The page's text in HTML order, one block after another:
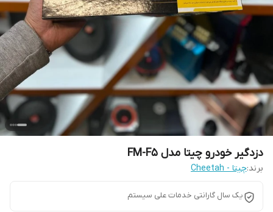
دزدگیر خودرو چیتا مدل FM-F5
برند:چیتا - Cheetah
یک سال گارانتی خدمات علی سیستم